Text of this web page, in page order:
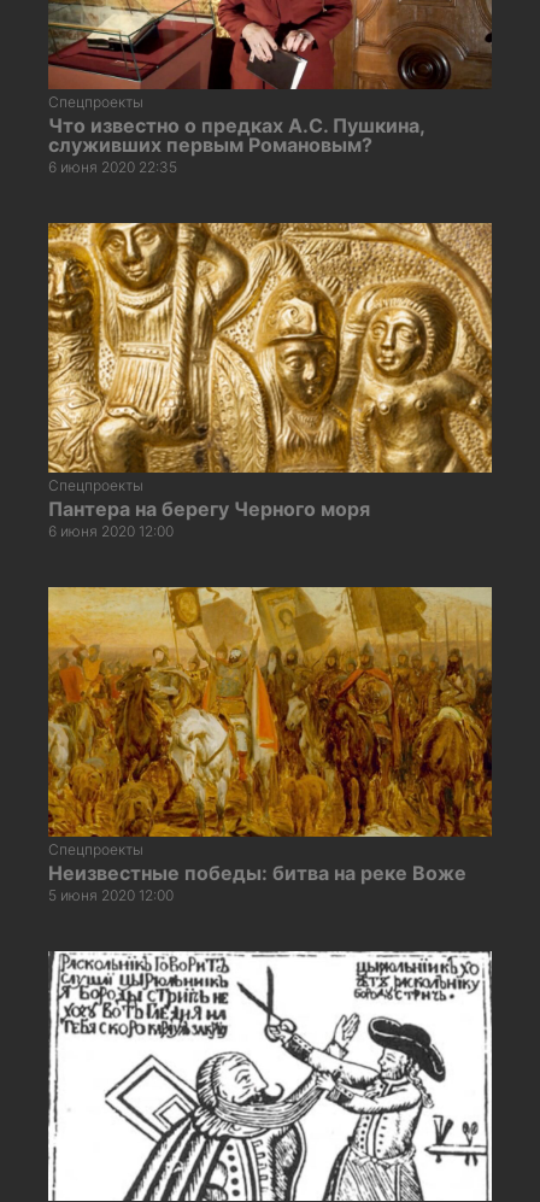
Спецпроекты
Что известно о предках А.С. Пушкина,
служивших первым Романовым?
6 июня 2020 22:35
Спецпроекты
Пантера на берегу Черного моря
6 июня 2020 12:00
Спецпроекты
Неизвестные победы: битва на реке Воже
5 июня 2020 12:00